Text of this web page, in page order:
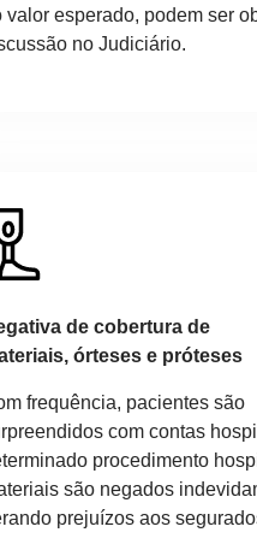
valor esperado, podem ser
no Judiciário.
de cobertura de
órteses e próteses
frequência, pacientes são
com contas
procedimento
são negados
prejuízos aos